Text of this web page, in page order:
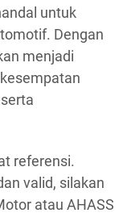
untuk
Dengan
menjadi
referensi.
valid, silakan
atau AHASS